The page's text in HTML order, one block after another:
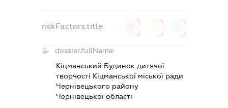
riskFactors.title
dossier.fullName:
Кіцманський Будинок дитячої
творчості Кіцманської міської ради
Чернівецького району
Чернівецької області